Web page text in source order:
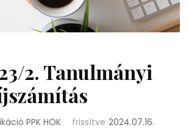
2. Tanulmányi
PPK HÖK frissítve 2024.07.16.